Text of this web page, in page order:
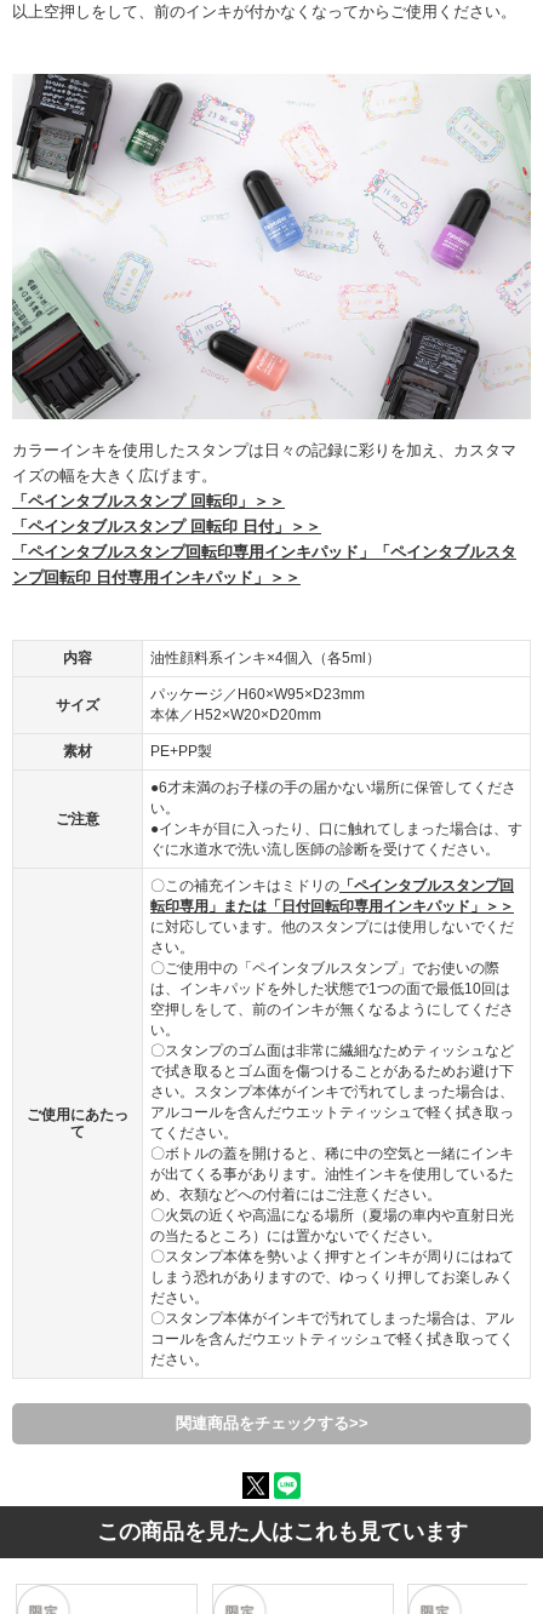
以上空押しをして、前のインキが付かなくなってからご使用ください。
カラーインキを使用したスタンプは日々の記録に彩りを加え、カスタマ
イズの幅を大きく広げます。
「ペインタブルスタンプ 回転印」＞＞
「ペインタブルスタンプ 回転印 日付」＞＞
「ペインタブルスタンプ回転印専用インキパッド」「ペインタブルスタ
ンプ回転印 日付専用インキパッド」＞＞
内容 油性顔料系インキ×4個入（各5ml）
サイズ
パッケージ／H60×W95×D23mm
本体／H52×W20×D20mm
素材 PE+PP製
ご注意
●6才未満のお子様の手の届かない場所に保管してくださ
い。
●インキが目に入ったり、口に触れてしまった場合は、す
ぐに水道水で洗い流し医師の診断を受けてください。
ご使用にあたっ
て
〇この補充インキはミドリの 「ペインタブルスタンプ回
転印専用」または「日付回転印専用インキパッド」＞＞
に対応しています。他のスタンプには使用しないでくだ
さい。
〇ご使用中の「ペインタブルスタンプ」でお使いの際
は、インキパッドを外した状態で1つの面で最低10回は
空押しをして、前のインキが無くなるようにしてくださ
い。
〇スタンプのゴム面は非常に繊細なためティッシュなど
で拭き取るとゴム面を傷つけることがあるためお避け下
さい。スタンプ本体がインキで汚れてしまった場合は、
アルコールを含んだウエットティッシュで軽く拭き取っ
てください。
〇ボトルの蓋を開けると、稀に中の空気と一緒にインキ
が出てくる事があります。油性インキを使用しているた
め、衣類などへの付着にはご注意ください。
〇火気の近くや高温になる場所（夏場の車内や直射日光
の当たるところ）には置かないでください。
〇スタンプ本体を勢いよく押すとインキが周りにはねて
しまう恐れがありますので、ゆっくり押してお楽しみく
ださい。
〇スタンプ本体がインキで汚れてしまった場合は、アル
コールを含んだウエットティッシュで軽く拭き取ってく
ださい。
関連商品をチェックする>>
この商品を見た人はこれも見ています